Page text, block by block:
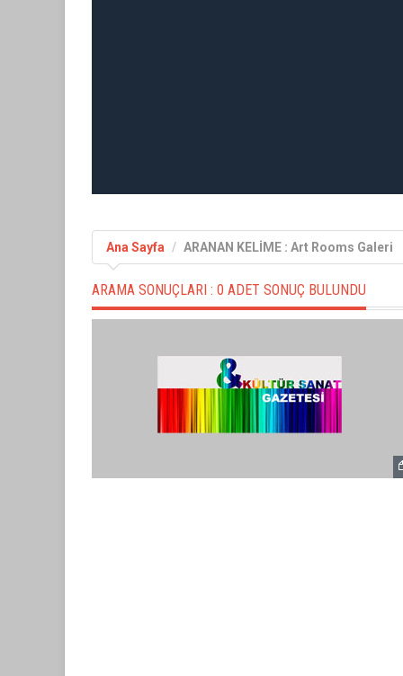
Ana Sayfa ARANAN KELİME : Art Rooms Galeri
ARAMA SONUÇLARI : 0 ADET SONUÇ BULUNDU